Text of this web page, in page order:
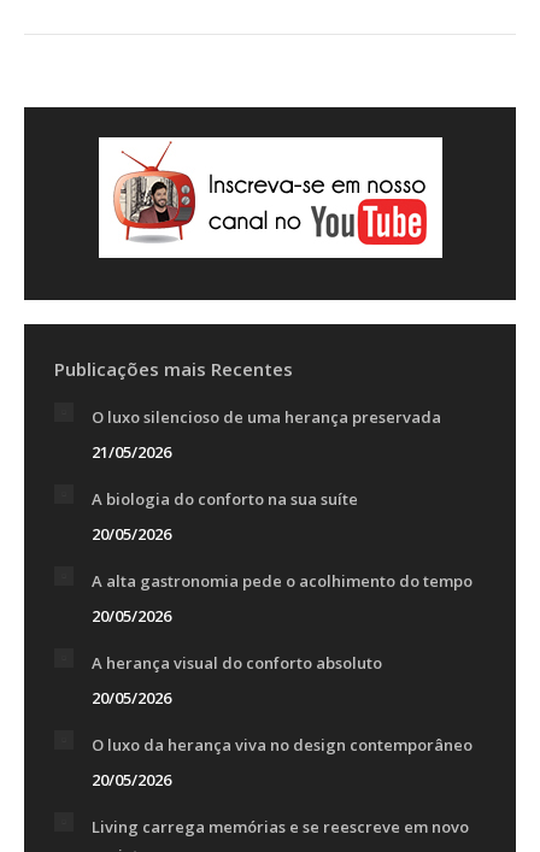
Publicações mais Recentes
O luxo silencioso de uma herança preservada
21/05/2026
A biologia do conforto na sua suíte
20/05/2026
A alta gastronomia pede o acolhimento do tempo
20/05/2026
A herança visual do conforto absoluto
20/05/2026
O luxo da herança viva no design contemporâneo
20/05/2026
Living carrega memórias e se reescreve em novo